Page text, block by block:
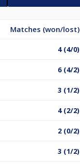
Matches (won/lost)
4 (4/0)
6 (4/2)
3 (1/2)
4 (2/2)
2 (0/2)
3 (1/2)